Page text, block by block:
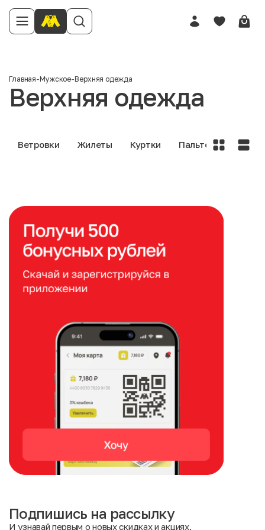
Главная-Мужское-Верхняя одежда
Верхняя одежда
Ветровки Жилеты Куртки Пальто
Подпишись на рассылку
И узнавай первым о новых скидках и акциях.